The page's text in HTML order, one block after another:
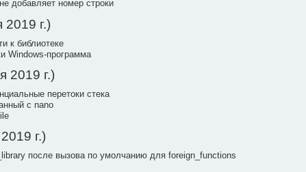
добавляет номер строки
г.)
к библиотеке
Windows-программа
2019 г.)
перетоки стека
с nano
г.)
после вызова по умолчанию для foreign_functions